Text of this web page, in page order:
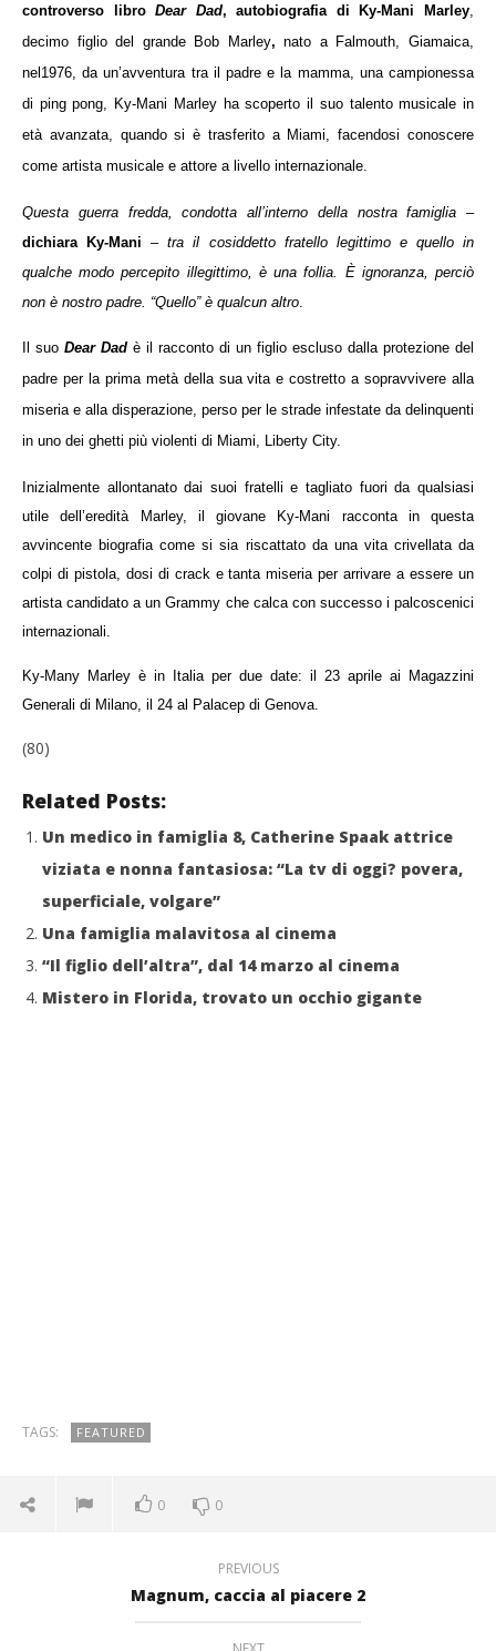
NOW VIEWING
Figlio di Bob Marley attacca la famiglia in
un’autobiografia
Redazione
controverso libroDear Dad, autobiografia di Ky-Mani Marley
decimo figlio del grande Bob Marley, nato a Falmouth, Giamaica,
nel1976, da un’avventura tra il padre e la mamma, una campionessa
di ping pong, Ky-Mani Marley ha scoperto il suo talento musicale in
età avanzata, quando si è trasferito a Miami, facendosi conoscere
come artista musicale e attore a livello internazionale.
Questa guerra fredda, condotta all’interno della nostra famiglia –
dichiara Ky-Mani –tra il cosiddetto fratello legittimo e quello in
qualche modo percepito illegittimo, è una follia. È ignoranza, perciò
non è nostro padre. “Quello” è qualcun altro
Il suo Dear Dad è il racconto di un figlio escluso dalla protezione del
padre per la prima metà della sua vita e costretto a sopravvivere alla
miseria e alla disperazione, perso per le strade infestate da delinquenti
in uno dei ghetti più violenti di Miami, Liberty City.
Inizialmente allontanato dai suoi fratelli e tagliato fuori da qualsiasi
utile dell’eredità Marley, il giovane Ky-Mani racconta in questa
avvincente biografia come si sia riscattato da una vita crivellata da
colpi di pistola, dosi di crack e tanta miseria per arrivare a essere un
artista candidato a un Grammy che calca con successo i palcoscenici
internazionali.
Ky-Many Marley è in Italia per due date: il 23 aprile ai Magazzini
Generali di Milano, il 24 al Palacep di Genova.
(80)
Related Posts:
Un medico in famiglia 8, Catherine Spaak attrice
viziata e nonna fantasiosa: “La tv di oggi? povera,
superficiale, volgare”
Una famiglia malavitosa al cinema
“Il figlio dell’altra”, dal 14 marzo al cinema
Mistero in Florida, trovato un occhio gigante
TAGS: FEATURED
0 0
PREVIOUS
Magnum, caccia al piacere 2